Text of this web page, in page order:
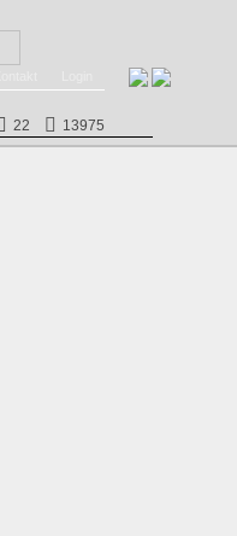
22 13975